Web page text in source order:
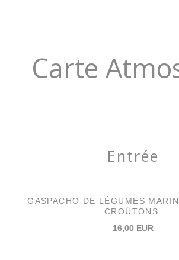
Carte
Entrée
GASPACHO DE LÉGUMES
CROÛTONS
16,00 EUR